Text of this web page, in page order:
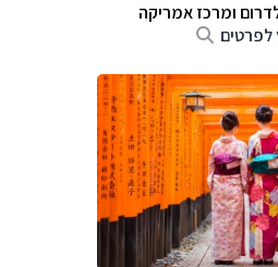
ומרכז אמריקה
לפרטים